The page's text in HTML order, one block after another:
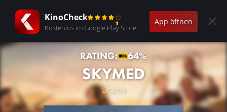
KinoCheck
Kostenlos im Google Play Store
App öffnen
RATING: 64%
SKYMED
Drama